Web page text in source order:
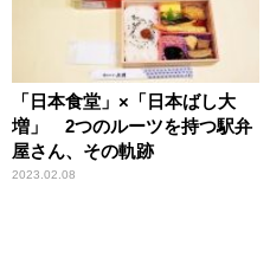
「日本食堂」×「日本ばし大
増」 2つのルーツを持つ駅弁
屋さん、その軌跡
2023.02.08